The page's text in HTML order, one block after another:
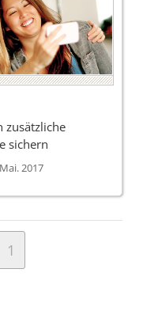
zusätzliche
sichern
2017
1